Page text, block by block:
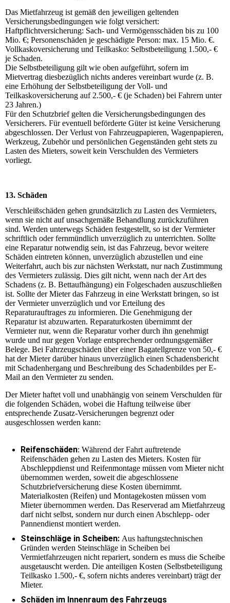
Das Mietfahrzeug ist gemäß den jeweiligen geltenden
Versicherungsbedingungen wie folgt versichert:
Haftpflichtversicherung: Sach- und Vermögensschäden bis zu 100
Mio. €; Personenschäden je geschädigte Person: max. 15 Mio. €.
Vollkaskoversicherung und Teilkasko: Selbstbeteiligung 1.500,- €
je Schaden.
Die Selbstbeteiligung gilt wie oben aufgeführt, sofern im
Mietvertrag diesbezüglich nichts anderes vereinbart wurde (z. B.
eine Erhöhung der Selbstbeteiligung der Voll- und
Teilkaskoversicherung auf 2.500,- € (je Schaden) bei Fahrern unter
23 Jahren.)
Für den Schutzbrief gelten die Versicherungsbedingungen des
Versicherers. Für eventuell beförderte Güter ist keine Versicherung
abgeschlossen. Der Verlust von Fahrzeugpapieren, Wagenpapieren,
Werkzeug, Zubehör und persönlichen Gegenständen geht stets zu
Lasten des Mieters, soweit kein Verschulden des Vermieters
vorliegt.
13. Schäden
Verschleißschäden gehen grundsätzlich zu Lasten des Vermieters,
wenn sie nicht auf unsachgemäße Behandlung zurückzuführen
sind. Werden unterwegs Schäden festgestellt, so ist der Vermieter
schriftlich oder fernmündlich unverzüglich zu unterrichten. Sollte
eine Reparatur notwendig sein, ist das Fahrzeug, bevor weitere
Schäden eintreten können, unverzüglich abzustellen und eine
Weiterfahrt, auch bis zur nächsten Werkstatt, nur nach Zustimmung
des Vermieters zulässig. Dies gilt nicht, wenn nach der Art des
Schadens (z. B. Bettaufhängung) ein Folgeschaden auszuschließen
ist. Sollte der Mieter das Fahrzeug in eine Werkstatt bringen, so ist
der Vermieter unverzüglich und vor Erteilung des
Reparaturauftrages zu informieren. Die Genehmigung der
Reparatur ist abzuwarten. Reparaturkosten übernimmt der
Vermieter nur, wenn die Reparatur vorher durch ihn genehmigt
wurde und nur gegen Vorlage entsprechender ordnungsgemäßer
Belege. Bei Fahrzeugschäden über einer Bagatellgrenze von 50,- €
hat der Mieter darüber hinaus unverzüglich einen Schadensbericht
mit Schadenhergang und Beschreibung des Schadenbildes per E-
Mail an den Vermieter zu senden.
Der Mieter haftet voll und unabhängig von seinem Verschulden für
die folgenden Schäden, wobei die Haftung teilweise über
entsprechende Zusatz-Versicherungen begrenzt oder
ausgeschlossen werden kann:
Reifenschäden: Während der Fahrt auftretende
Reifenschäden gehen zu Lasten des Mieters. Kosten für
Abschleppdienst und Reifenmontage müssen vom Mieter nicht
übernommen werden, soweit die abgeschlossene
Schutzbriefversicherung diese Kosten übernimmt.
Materialkosten (Reifen) und Montagekosten müssen vom
Mieter übernommen werden. Das Reserverad am Mietfahrzeug
darf nicht selbst, sondern nur durch einen Abschlepp- oder
Pannendienst montiert werden.
Steinschläge in Scheiben: Aus haftungstechnischen
Gründen werden Steinschläge in Scheiben bei
Vermietfahrzeugen nicht repariert, sondern es muss die Scheibe
ausgetauscht werden. Die anteiligen Kosten (Selbstbeteiligung
Teilkasko 1.500,- €, sofern nichts anderes vereinbart) trägt der
Mieter.
Schäden im Innenraum des Fahrzeugs